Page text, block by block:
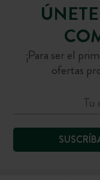
¡Para ser el
ofertas